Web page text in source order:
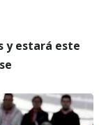
estará este